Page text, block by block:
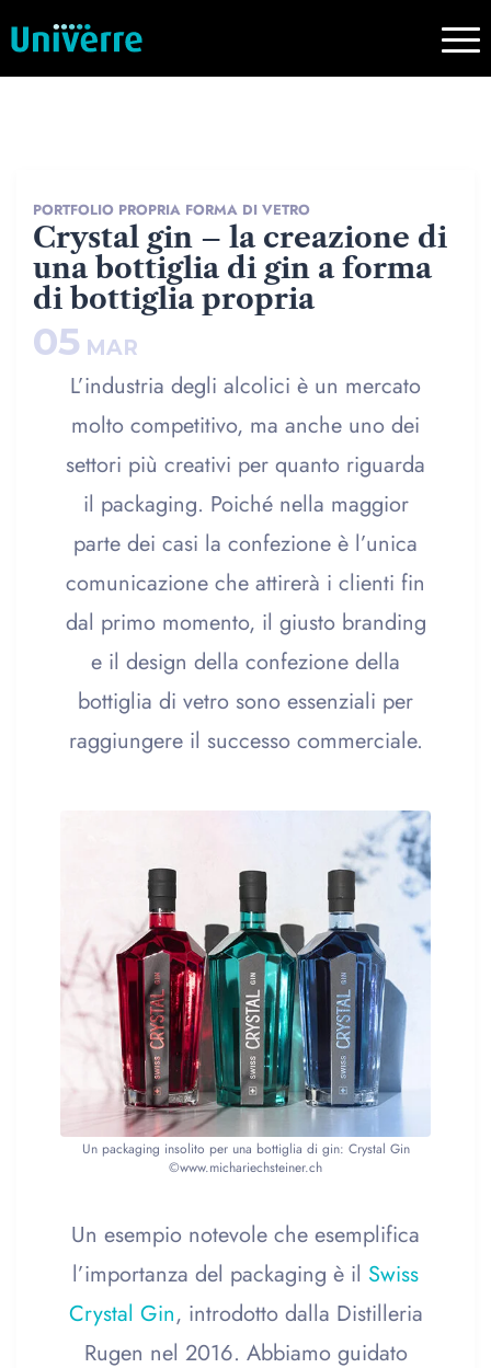
PORTFOLIO PROPRIA FORMA DI VETRO
Crystal gin – la creazione di
una bottiglia di gin a forma
di bottiglia propria
05 MAR
L’industria degli alcolici è un mercato
molto competitivo, ma anche uno dei
settori più creativi per quanto riguarda
il packaging. Poiché nella maggior
parte dei casi la confezione è l’unica
comunicazione che attirerà i clienti fin
dal primo momento, il giusto branding
e il design della confezione della
bottiglia di vetro sono essenziali per
raggiungere il successo commerciale.
Un packaging insolito per una bottiglia di gin: Crystal Gin
©www.michariechsteiner.ch
Un esempio notevole che esemplifica
l’importanza del packaging è il Swiss
Crystal Gin, introdotto dalla Distilleria
Rugen nel 2016. Abbiamo guidato